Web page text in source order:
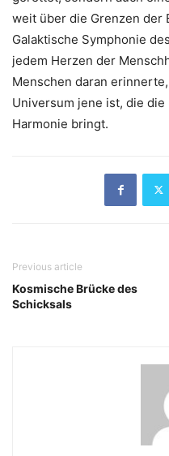
weit über die Grenzen der
Galaktische Symphonie
jedem Herzen der
Menschen daran
Universum jene ist, die
Harmonie bringt.
Previous article
Kosmische Brücke des
Schicksals